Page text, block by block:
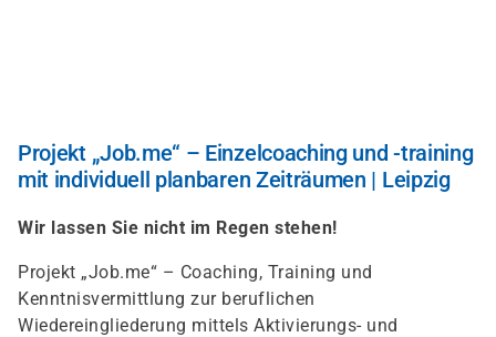
Projekt „Job.me“ – Einzelcoaching und -training
mit individuell planbaren Zeiträumen | Leipzig
Wir lassen Sie nicht im Regen stehen!
Projekt „Job.me“ – Coaching, Training und
Kenntnisvermittlung zur beruflichen
Wiedereingliederung mittels Aktivierungs- und